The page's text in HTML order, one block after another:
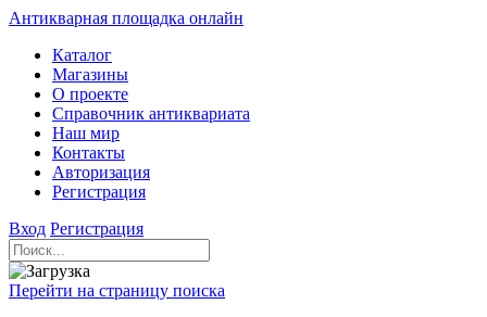
Антикварная площадка онлайн
Каталог
Магазины
О проекте
Справочник антиквариата
Наш мир
Контакты
Авторизация
Регистрация
Вход Регистрация
Перейти на страницу поиска